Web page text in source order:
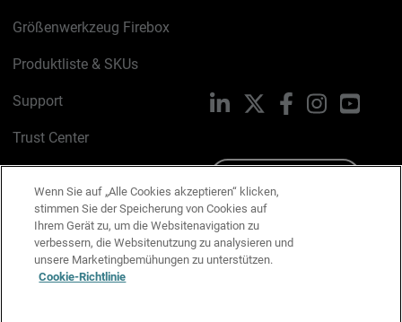
Größenwerkzeug Firebox
Produktliste & SKUs
Support
Trust Center
Cookie-Richtlinie
Datenschutzrichtlinie
Media & Brand Kit
LinkedIn FacebookInstagram
Wenn Sie auf „Alle Cookies akzeptieren“ klicken,
stimmen Sie der Speicherung von Cookies auf
Ihrem Gerät zu, um die Websitenavigation zu
verbessern, die Websitenutzung zu analysieren und
unsere Marketingbemühungen zu unterstützen.
Cookie-Richtlinie